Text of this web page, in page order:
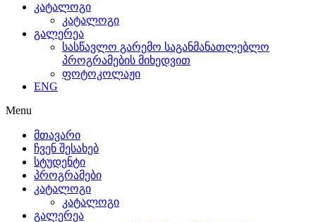
კატალოგი
კატალოგი
გალერეა
სასწავლო გარემო საგანმანათლებლო
პროგრამების მიხედვით
ფოტოკოლაჟი
ENG
Menu
მთავარი
ჩვენ შესახებ
სტუდენტი
პროგრამები
კატალოგი
კატალოგი
გალერეა